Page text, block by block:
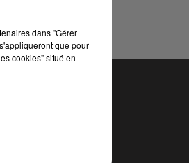
dans "Gérer
que pour
cookies" situé en